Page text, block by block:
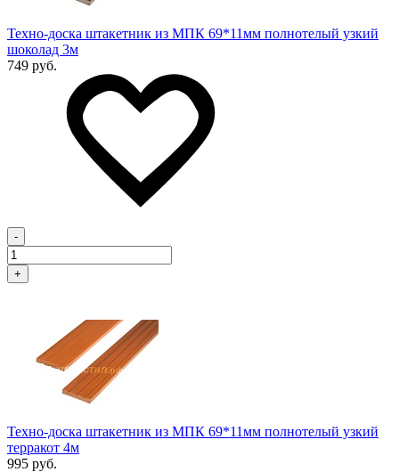
Техно-доска штакетник из МПК 69*11мм полнотелый узкий
шоколад 3м
749 руб.
-
+
Техно-доска штакетник из МПК 69*11мм полнотелый узкий
терракот 4м
995 руб.